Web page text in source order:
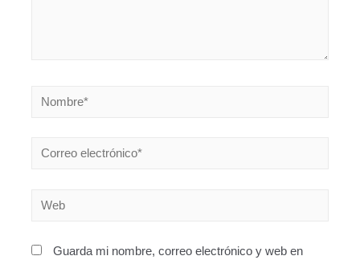
Guarda mi nombre, correo electrónico y web en